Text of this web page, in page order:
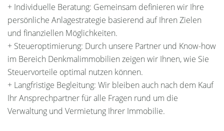
+ Individuelle Beratung: Gemeinsam definieren wir Ihre
persönliche Anlagestrategie basierend auf Ihren Zielen
und finanziellen Möglichkeiten.
+ Steueroptimierung: Durch unsere Partner und Know-how
im Bereich Denkmalimmobilien zeigen wir Ihnen, wie Sie
Steuervorteile optimal nutzen können.
+ Langfristige Begleitung: Wir bleiben auch nach dem Kauf
Ihr Ansprechpartner für alle Fragen rund um die
Verwaltung und Vermietung Ihrer Immobilie.